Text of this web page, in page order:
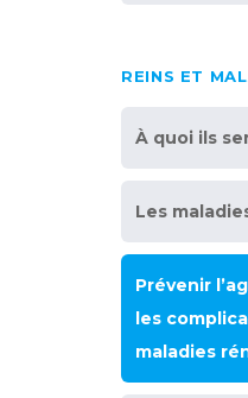
REINS ET
À quoi ils
Les
Prévenir
les
maladies